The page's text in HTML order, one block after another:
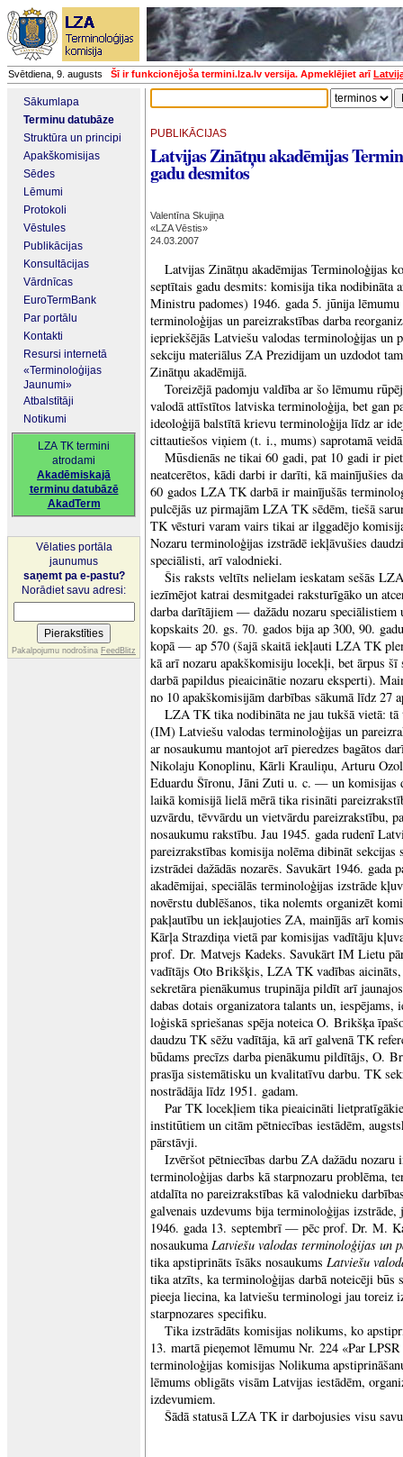
Svētdiena, 9. augusts Šī ir funkcionējoša termini.lza.lv versija. Apmeklējiet arī
Sākumlapa
Terminu datubāze
Struktūra un principi
Apakškomisijas
Sēdes
Lēmumi
Protokoli
Vēstules
Publikācijas
Konsultācijas
Vārdnīcas
EuroTermBank
Par portālu
Kontakti
Resursi internetā
«Terminoloģijas
Jaunumi»
Atbalstītāji
Notikumi
LZA TK termini
atrodami
Akadēmiskajā
terminu datubāzē
AkadTerm
Vēlaties portāla
jaunumus
saņemt pa e-pastu?
Norādiet savu adresi:
Pakalpojumu nodrošina FeedBlitz
PUBLIKĀCIJAS
Latvijas Zinātņu akadēmijas
gadu desmitos
Valentīna Skujiņa
«LZA Vēstis»
24.03.2007
Latvijas Zinātņu akadēmijas Terminoloģijas
septītais gadu desmits: komisija tika
Ministru padomes) 1946. gada 5. jūnija
terminoloģijas un pareizrakstības darba
iepriekšējās Latviešu valodas terminoloģijas un
sekciju materiālus ZA Prezidijam un uzdodot
Zinātņu akadēmijā.
Toreizējā padomju valdība ar šo lēmumu
valodā attīstītos latviska terminoloģija, bet gan
ideoloģijā balstītā krievu terminoloģija līdz ar
cittautiešos viņiem (t. i., mums) saprotamā
Mūsdienās ne tikai 60 gadi, pat 10 gadi ir
neatcerētos, kādi darbi ir darīti, kā mainījušies
60 gados LZA TK darbā ir mainījušās
pulcējās uz pirmajām LZA TK sēdēm, tiešā
TK vēsturi varam vairs tikai ar ilggadējo
Nozaru terminoloģijas izstrādē iekļāvušies
speciālisti, arī valodnieki.
Šis raksts veltīts nelielam ieskatam sešās
iezīmējot katrai desmitgadei raksturīgāko un
darba darītājiem — dažādu nozaru
kopskaits 20. gs. 70. gados bija ap 300, 90.
kopā — ap 570 (šajā skaitā iekļauti LZA TK
kā arī nozaru apakškomisiju locekļi, bet ārpus
darbā papildus pieaicinātie nozaru eksperti).
no 10 apakškomisijām darbības sākumā līdz 27
LZA TK tika nodibināta ne jau tukšā vietā:
(IM) Latviešu valodas terminoloģijas un
ar nosaukumu mantojot arī pieredzes bagātos
Nikolaju Konoplinu, Kārli Krauliņu, Arturu
Eduardu Šīronu, Jāni Zuti u. c. — un komisijas
laikā komisijā lielā mērā tika risināti
uzvārdu, tēvvārdu un vietvārdu pareizrakstību,
nosaukumu rakstību. Jau 1945. gada rudenī
pareizrakstības komisija nolēma dibināt sekcijas
izstrādei dažādās nozarēs. Savukārt 1946. gada
akadēmijai, speciālās terminoloģijas izstrāde
novērstu dublēšanos, tika nolemts organizēt
pakļautību un iekļaujoties ZA, mainījās arī
Kārļa Strazdiņa vietā par komisijas vadītāju
prof. Dr. Matvejs Kadeks. Savukārt IM Lietu
vadītājs Oto Brikšķis, LZA TK vadības
sekretāra pienākumus trupināja pildīt arī
dabas dotais organizatora talants un,
loģiskā spriešanas spēja noteica O. Brikšķa
daudzu TK sēžu vadītāja, kā arī galvenā TK
būdams precīzs darba pienākumu pildītājs, O.
prasīja sistemātisku un kvalitatīvu darbu. TK
nostrādāja līdz 1951. gadam.
Par TK locekļiem tika pieaicināti
institūtiem un citām pētniecības iestādēm,
pārstāvji.
Izvēršot pētniecības darbu ZA dažādu
terminoloģijas darbs kā starpnozaru problēma,
atdalīta no pareizrakstības kā valodnieku
galvenais uzdevums bija terminoloģijas
1946. gada 13. septembrī — pēc prof. Dr. M.
nosaukumaLatviešu valodas terminoloģijas un
tika apstiprināts īsāks nosaukums Latviešu
tika atzīts, ka terminoloģijas darbā noteicēji būs
pieeja liecina, ka latviešu terminologi jau toreiz
starpnozares specifiku.
Tika izstrādāts komisijas nolikums, ko
13. martā pieņemot lēmumu Nr. 224 «Par
terminoloģijas komisijas Nolikuma
lēmums obligāts visām Latvijas iestādēm,
izdevumiem.
Šādā statusā LZA TK ir darbojusies visu